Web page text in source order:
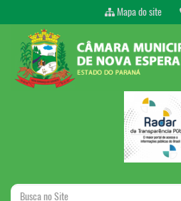
Mapa do site